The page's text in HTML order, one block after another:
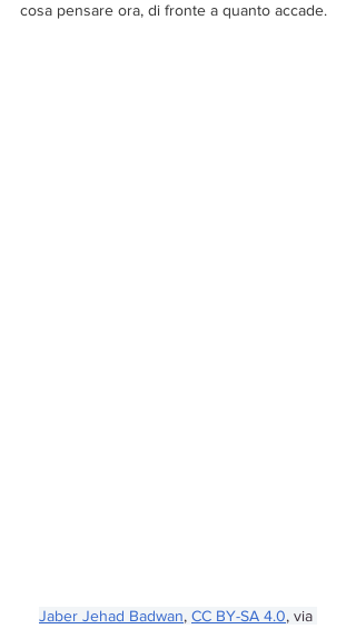
cosa pensare ora, di fronte a quanto accade.
Jaber Jehad Badwan, CC BY-SA 4.0, via